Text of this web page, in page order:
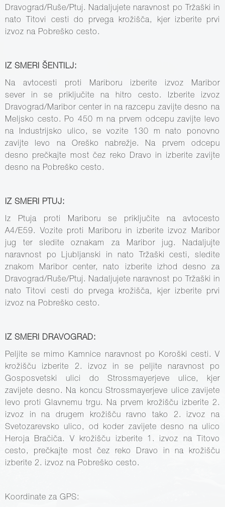
Dravograd/Ruše/Ptuj. Nadaljujete naravnost po Tržaški in
nato Titovi cesti do prvega krožišča, kjer izberite prvi
izvoz na Pobreško cesto.
IZ SMERI ŠENTILJ:
Na avtocesti proti Mariboru izberite izvoz Maribor
sever in se priključite na hitro cesto. Izberite izvoz
Dravograd/Maribor center in na razcepu zavijte desno na
Meljsko cesto. Po 450 m na prvem odcepu zavijte levo
na Industrijsko ulico, se vozite 130 m nato ponovno
zavijte levo na Oreško nabrežje. Na prvem odcepu
desno prečkajte most čez reko Dravo in izberite zavijte
desno na Pobreško cesto.
IZ SMERI PTUJ:
Iz Ptuja proti Mariboru se priključite na avtocesto
A4/E59. Vozite proti Mariboru in izberite izvoz Maribor
jug ter sledite oznakam za Maribor jug. Nadaljujte
naravnost po Ljubljanski in nato Tržaški cesti, sledite
znakom Maribor center, nato izberite izhod desno za
Dravograd/Ruše/Ptuj. Nadaljujete naravnost po Tržaški in
nato Titovi cesti do prvega krožišča, kjer izberite prvi
izvoz na Pobreško cesto.
IZ SMERI DRAVOGRAD:
Peljite se mimo Kamnice naravnost po Koroški cesti. V
krožišču izberite 2. izvoz in se peljite naravnost po
Gosposvetski ulici do Strossmayerjeve ulice, kjer
zavijete desno. Na koncu Strossmayerjeve ulice zavijete
levo proti Glavnemu trgu. Na prvem krožišču izberite 2.
izvoz in na drugem krožišču ravno tako 2. izvoz na
Svetozarevsko ulico, od koder zavijete desno na ulico
Heroja Bračiča. V krožišču izberite 1. izvoz na Titovo
cesto, prečkajte most čez reko Dravo in na krožišču
izberite 2. izvoz na Pobreško cesto.
Koordinate za GPS: